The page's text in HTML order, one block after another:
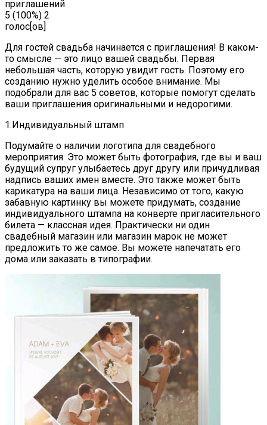
приглашений
5 (100%) 2
голос[ов]
Для гостей свадьба начинается с приглашения! В каком-
то смысле — это лицо вашей свадьбы. Первая
небольшая часть, которую увидит гость. Поэтому его
созданию нужно уделить особое внимание. Мы
подобрали для вас 5 советов, которые помогут сделать
ваши приглашения оригинальными и недорогими.
1.Индивидуальный штамп
Подумайте о наличии логотипа для свадебного
мероприятия. Это может быть фотография, где вы и ваш
будущий супруг улыбаетесь друг другу или причудливая
надпись ваших имен вместе. Это также может быть
карикатура на ваши лица. Независимо от того, какую
забавную картинку вы можете придумать, создание
индивидуального штампа на конверте пригласительного
билета — классная идея. Практически ни один
свадебный магазин или магазин марок не может
предложить то же самое. Вы можете напечатать его
дома или заказать в типографии.